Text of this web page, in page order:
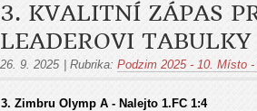
3. KVALITNÍ ZÁPAS
LEADEROVI TABULKY
26. 9. 2025 Rubrika: Podzim 2025 - 10. Místo -
3. Zimbru Olymp A - Nalejto 1.FC 1:4